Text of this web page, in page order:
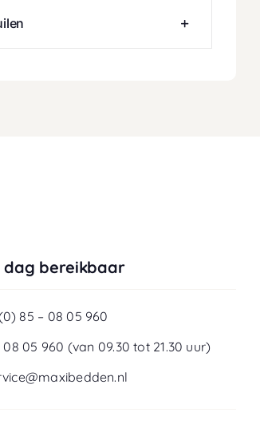
dag bereikbaar
85 – 08 05 960
08 05 960 (van 09.30 tot 21.30 uur)